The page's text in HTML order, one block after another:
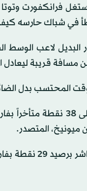
فرانكفورت
في شباك حارسه
المحتسب بدل